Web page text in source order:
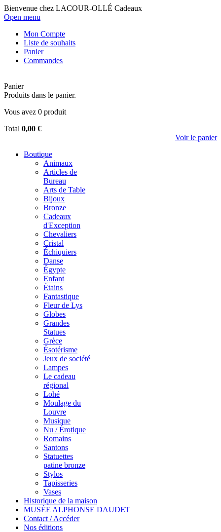
Bienvenue chez LACOUR-OLLÉ Cadeaux
Open menu
Mon Compte
Liste de souhaits
Panier
Commandes
Panier
Produits dans le panier.
Vous avez 0 produit
Total 0,00 €
Voir le panier
Boutique
Animaux
Articles de
Bureau
Arts de Table
Bijoux
Bronze
Cadeaux
d'Exception
Chevaliers
Cristal
Échiquiers
Danse
Égypte
Enfant
Étains
Fantastique
Fleur de Lys
Globes
Grandes
Statues
Grèce
Ésotérisme
Jeux de société
Lampes
Le cadeau
régional
Lohé
Moulage du
Louvre
Musique
Nu / Érotique
Romains
Santons
Statuettes
patine bronze
Stylos
Tapisseries
Vases
Historique de la maison
MUSÉE ALPHONSE DAUDET
Contact / Accéder
Nos éditions